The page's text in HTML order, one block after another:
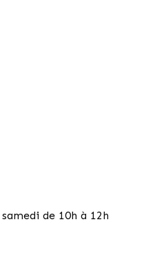
de 10h à 12h